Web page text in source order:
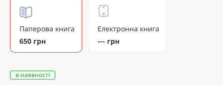
Паперова книга
650 грн
Електронна книга
--- грн
в наявності